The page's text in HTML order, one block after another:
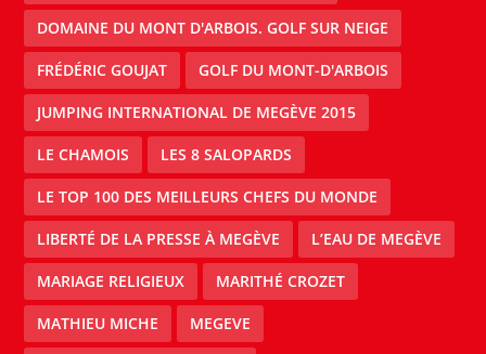
DOMAINE DU MONT D'ARBOIS. GOLF SUR NEIGE
FRÉDÉRIC GOUJAT GOLF DU MONT-D'ARBOIS
JUMPING INTERNATIONAL DE MEGÈVE 2015
LE CHAMOIS LES 8 SALOPARDS
LE TOP 100 DES MEILLEURS CHEFS DU MONDE
LIBERTÉ DE LA PRESSE À MEGÈVE L’EAU DE MEGÈVE
MARIAGE RELIGIEUX MARITHÉ CROZET
MATHIEU MICHE MEGEVE